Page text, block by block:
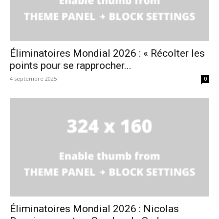
Éliminatoires Mondial 2026 : « Récolter les
points pour se rapprocher...
4 septembre 2025 0
Éliminatoires Mondial 2026 : Nicolas